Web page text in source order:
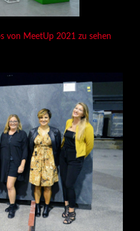
von MeetUp 2021 zu sehen